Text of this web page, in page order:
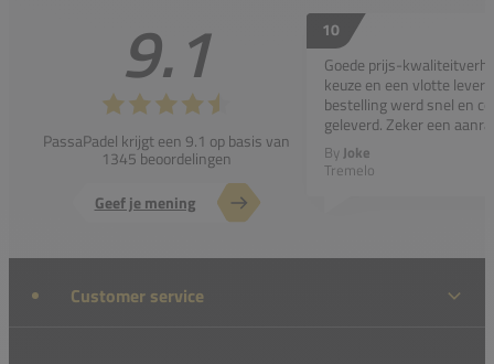
9.1
PassaPadel krijgt een 9.1 op basis van
1345 beoordelingen
Geef je mening
10
Goede prijs-
keuze en een vlotte
bestelling werd snel en
geleverd. Zeker een
By Joke
Tremelo
Customer service